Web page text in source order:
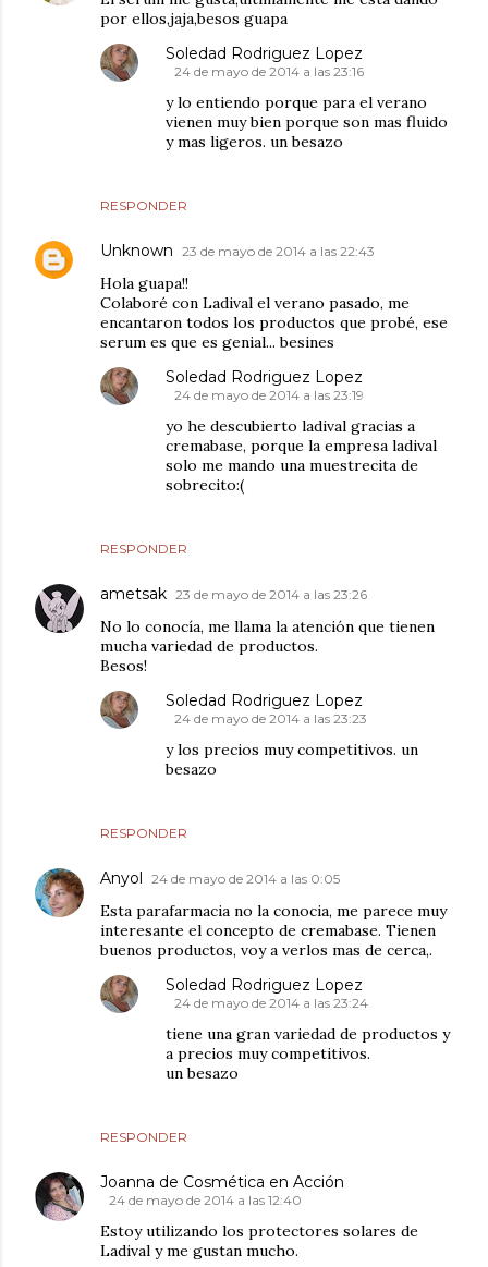
por ellos,jaja,besos guapa
RESPONDER
Soledad Rodriguez Lopez
24 de mayo de 2014 a las 23:16
y lo entiendo porque para el verano
vienen muy bien porque son mas fluido
y mas ligeros. un besazo
Unknown 23 de mayo de 2014 a las 22:43
Hola guapa!!
Colaboré con Ladival el verano pasado, me
encantaron todos los productos que probé, ese
serum es que es genial... besines
RESPONDER
Soledad Rodriguez Lopez
24 de mayo de 2014 a las 23:19
yo he descubierto ladival gracias a
cremabase, porque la empresa ladival
solo me mando una muestrecita de
sobrecito:(
ametsak 23 de mayo de 2014 a las 23:26
No lo conocía, me llama la atención que tienen
mucha variedad de productos.
Besos!
RESPONDER
Soledad Rodriguez Lopez
24 de mayo de 2014 a las 23:23
y los precios muy competitivos. un
besazo
Anyol 24 de mayo de 2014 a las 0:05
Esta parafarmacia no la conocia, me parece muy
interesante el concepto de cremabase. Tienen
buenos productos, voy a verlos mas de cerca,.
RESPONDER
Soledad Rodriguez Lopez
24 de mayo de 2014 a las 23:24
tiene una gran variedad de productos y
a precios muy competitivos.
un besazo
Joanna de Cosmética en Acción
24 de mayo de 2014 a las 12:40
Estoy utilizando los protectores solares de
Ladival y me gustan mucho.